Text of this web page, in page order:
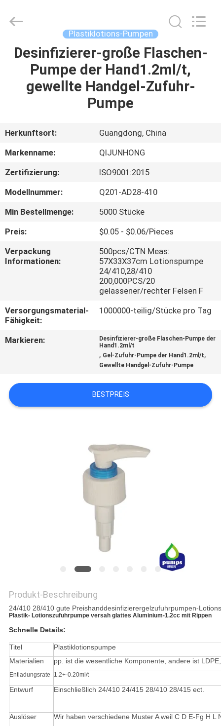
ZU
HAUSE
VR-
SHOW
ÜBER
UNS
WERKSBESICHTIGUNG
QUALITÄTSKONTROLLE
MIT
UNS
BITTE UM
EIN
PRODUCTS
MANUFACTORY
Reserved.
Plastiklotions-Pumpen
Desinfizierer-große Flaschen-
Pumpe der Hand1.2ml/t,
gewellte Handgel-Zufuhr-
Pumpe
Herkunftsort:
Guangdong, China
Markenname:
QIJUNHONG
Zertifizierung:
ISO9001:2015
Modellnummer:
Q201-AD28-410
Min Bestellmenge:
5000 Stücke
Preis:
$0.05 - $0.06/Pieces
Verpackung
Informationen:
500pcs/CTN Meas:
57X33X37cm Lotionspumpe
24/410,28/410
200,000PCS/20
gelassener/rechter Felsen F
Versorgungsmaterial-
Fähigkeit:
1000000-teilig/Stücke pro Tag
Markieren:
Desinfizierer-große Flaschen-Pumpe der
Hand1.2ml/t
, Gel-Zufuhr-Pumpe der Hand1.2ml/t,
Gewellte Handgel-Zufuhr-Pumpe
BESTPREIS
Produkt-Beschreibung
24/410 28/410 gute Preishanddesinfizierergelzufuhrpumpen-
Plastik- Lotionszufuhrpumpe versah glattes Aluminium-1.2cc mit Rippen
Schnelle Details:
Titel
Plastiklotionspumpe
Materialien
pp. ist die wesentliche Komponente, andere ist
Entladungsrate 1.2+-0.20ml/t
Entwurf Einschließlich 24/410 24/415 28/410 28/415 ect.
Auslöser
Wir haben verschiedene Muster A weil C D E-Fg H L